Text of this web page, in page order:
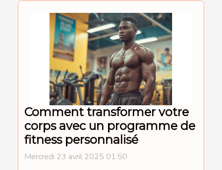
Comment transformer votre
corps avec un programme de
fitness personnalisé
Mercredi 23 avril 2025 01:50